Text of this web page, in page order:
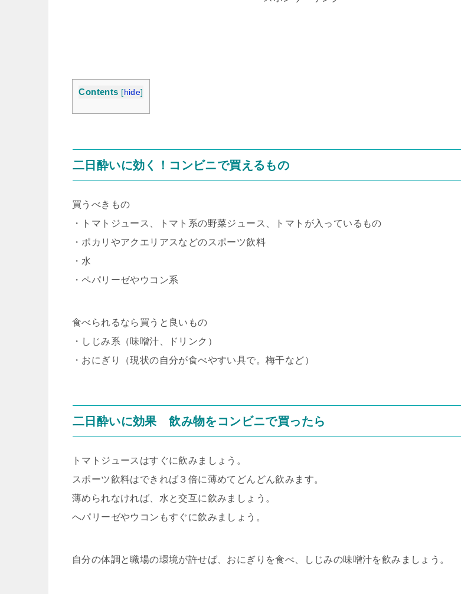
Contents [ hide]
二日酔いに効く！コンビニで買えるもの
買うべきもの
・トマトジュース、トマト系の野菜ジュース、トマトが入っているもの
・ポカリやアクエリアスなどのスポーツ飲料
・水
・ペパリーゼやウコン系
食べられるなら買うと良いもの
・しじみ系（味噌汁、ドリンク）
・おにぎり（現状の自分が食べやすい具で。梅干など）
二日酔いに効果 飲み物をコンビニで買ったら
トマトジュースはすぐに飲みましょう。
スポーツ飲料はできれば３倍に薄めてどんどん飲みます。
薄められなければ、水と交互に飲みましょう。
へパリーゼやウコンもすぐに飲みましょう。
自分の体調と職場の環境が許せば、おにぎりを食べ、しじみの味噌汁を飲みましょう。